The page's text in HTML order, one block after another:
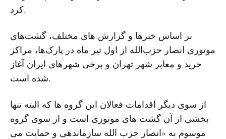
کرد.
بر اساس خبرها و گزارش های مختلف، گشت‌های
موتوری انصار حزب‌الله از اول تیر ماه در پارک‌ها، مراکز
خرید و معابر شهر تهران و برخی شهر‌های ایران آغاز
شده است.
از سوی دیگر اقدامات فعالان این گروه ها که البته تنها
بخشی از آن گشت های موتوری است و از سوی گروه
موسوم به «انصار حزب الله سازماندهی و حمایت می